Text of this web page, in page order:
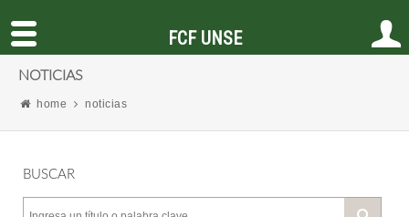
NOTICIAS
home noticias
BUSCAR
FCF UNSE